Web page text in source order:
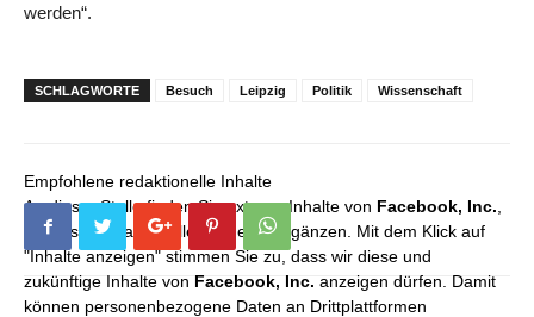
werden“.
SCHLAGWORTE Besuch Leipzig Politik Wissenschaft
Empfohlene redaktionelle Inhalte
An dieser Stelle finden Sie externe Inhalte von Facebook, Inc.
die unser redaktionelles Angebot ergänzen. Mit dem Klick auf
"Inhalte anzeigen" stimmen Sie zu, dass wir diese und
zukünftige Inhalte von Facebook, Inc. anzeigen dürfen. Damit
können personenbezogene Daten an Drittplattformen